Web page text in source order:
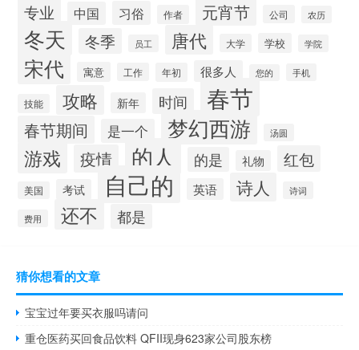
专业 中国 习俗 作者 元宵节 公司 农历
冬天 冬季 员工 唐代 大学 学校 学院
宋代 寓意 工作 年初 很多人 您的 手机
技能 攻略 新年 时间 春节
春节期间 是一个 梦幻西游 汤圆
游戏 疫情 的人 的是 礼物 红包
美国 考试 自己的 英语 诗人 诗词
费用 还不 都是
猜你想看的文章
宝宝过年要买衣服吗请问
重仓医药买回食品饮料 QFII现身623家公司股东榜